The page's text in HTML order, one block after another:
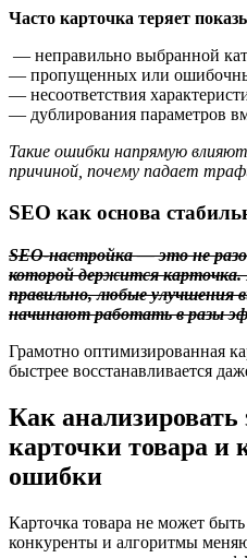
Часто карточка теряет
— неправильно выбранной
— пропущенных или
— несоответствия
— дублирования параметров
Такие ошибки напрямую
причиной, почему падает
SEO как основа
SEO-настройка — это не
которой держится карточка.
правильно, любые улучшения
начинают работать в разы
Грамотно оптимизированная
быстрее восстанавливается
Как
карточки товара и
ошибки
Карточка товара не может
конкуренты и алгоритмы